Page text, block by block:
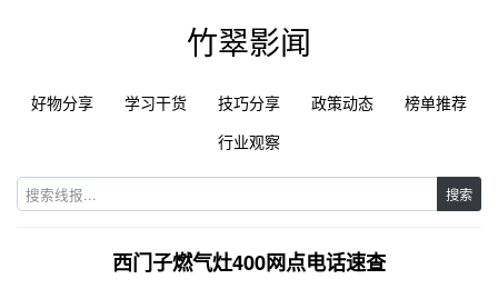
竹翠影闻
好物分享 学习干货 技巧分享 政策动态
榜单推荐
行业观察
搜索
西门子燃气灶400网点电话速查